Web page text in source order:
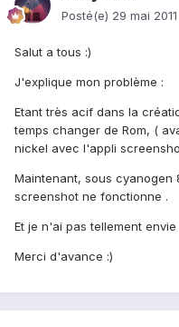
Posté(e) 29 mai 2011
Salut a tous :)
J'explique mon problème :
Etant très acif dans la
temps changer de Rom, (
nickel avec l'appli
Maintenant, sous cyanogen
screenshot ne fonctionne .
Et je n'ai pas tellement envie
Merci d'avance :)